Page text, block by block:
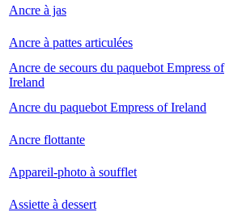
Ancre à jas
Ancre à pattes articulées
Ancre de secours du paquebot Empress of
Ireland
Ancre du paquebot Empress of Ireland
Ancre flottante
Appareil-photo à soufflet
Assiette à dessert